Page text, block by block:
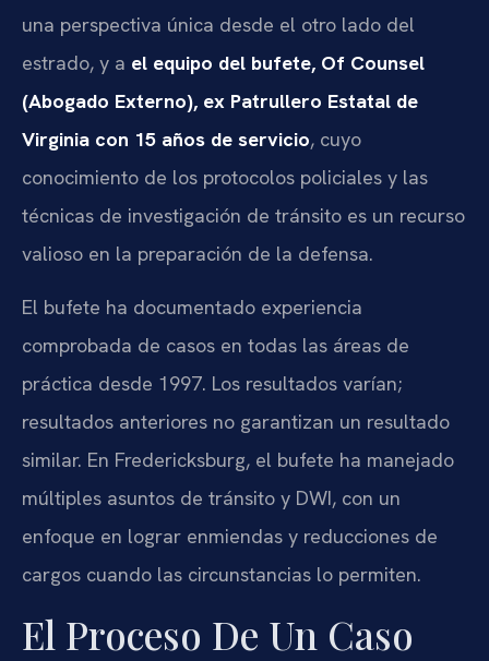
una perspectiva única desde el otro lado del
estrado, y a el equipo del bufete, Of Counsel
(Abogado Externo), ex Patrullero Estatal de
Virginia con 15 años de servicio, cuyo
conocimiento de los protocolos policiales y las
técnicas de investigación de tránsito es un recurso
valioso en la preparación de la defensa.
El bufete ha documentado experiencia
comprobada de casos en todas las áreas de
práctica desde 1997. Los resultados varían;
resultados anteriores no garantizan un resultado
similar. En Fredericksburg, el bufete ha manejado
múltiples asuntos de tránsito y DWI, con un
enfoque en lograr enmiendas y reducciones de
cargos cuando las circunstancias lo permiten.
El Proceso De Un Caso